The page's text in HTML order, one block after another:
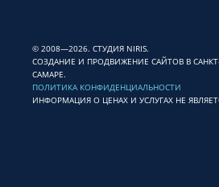
© 2008—2026. СТУДИЯ NIRIS.
СОЗДАНИЕ И ПРОДВИЖЕНИЕ САЙТОВ В
САМАРЕ.
ПОЛИТИКА КОНФИДЕНЦИАЛЬНОСТИ
ИНФОРМАЦИЯ О ЦЕНАХ И УСЛУГАХ НЕ